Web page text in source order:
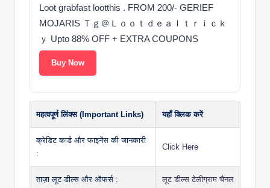
Loot grabfast lootthis . FROM 200/- GERIEF
MOJARIS Ｔｇ＠Ｌｏｏｔｄｅａｌｔｒｉｃｋ
ｙ Upto 88% OFF + EXTRA COUPONS
Buy Now
महत्वपूर्ण लिंक्स (Important Links) यहाँ क्लिक करें
क्रेडिट कार्ड और फाइनेंस की जानकारी
:
Click Here
ताज़ा लूट डील्स और ऑफर्स : लूट डील्स टेलीग्राम चैनल